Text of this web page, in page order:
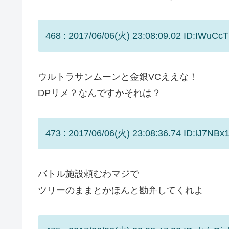
468 : 2017/06/06(火) 23:08:09.02
ウルトラサンムーンと金銀VCええな！
DPリメ？なんですかそれは？
473 : 2017/06/06(火) 23:08:36.74
バトル施設頼むわマジで
ツリーのままとかほんと勘弁してくれよ